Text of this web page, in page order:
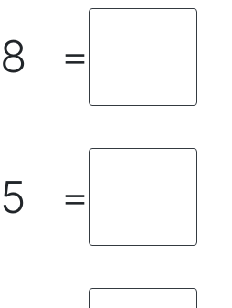
8 ＝
5 ＝